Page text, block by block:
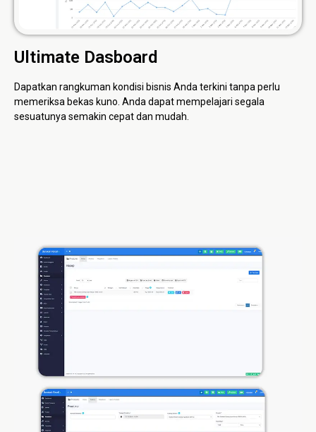
Ultimate Dasboard
Dapatkan rangkuman kondisi bisnis Anda terkini tanpa perlu
memeriksa bekas kuno. Anda dapat mempelajari segala
sesuatunya semakin cepat dan mudah.